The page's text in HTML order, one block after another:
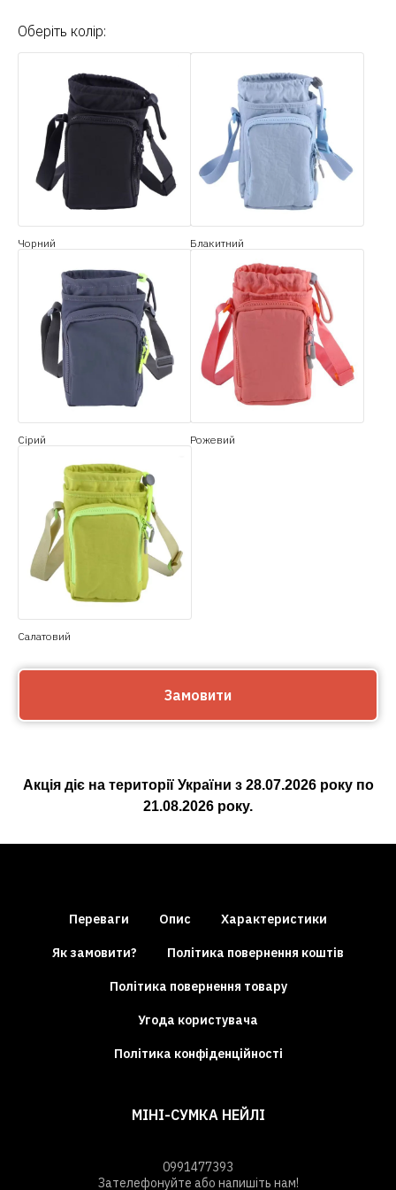
Оберіть колір:
Чорний Блакитний
Сірий Рожевий
Салатовий
Замовити
Акція діє на території України з 28.07.2026року по
21.08.2026 року.
Переваги Опис Характеристики
Як замовити? Політика повернення коштів
Політика повернення товару
Угода користувача
Політика конфіденційності
МІНІ-СУМКА НЕЙЛІ
0991477393
Зателефонуйте або напишіть нам!